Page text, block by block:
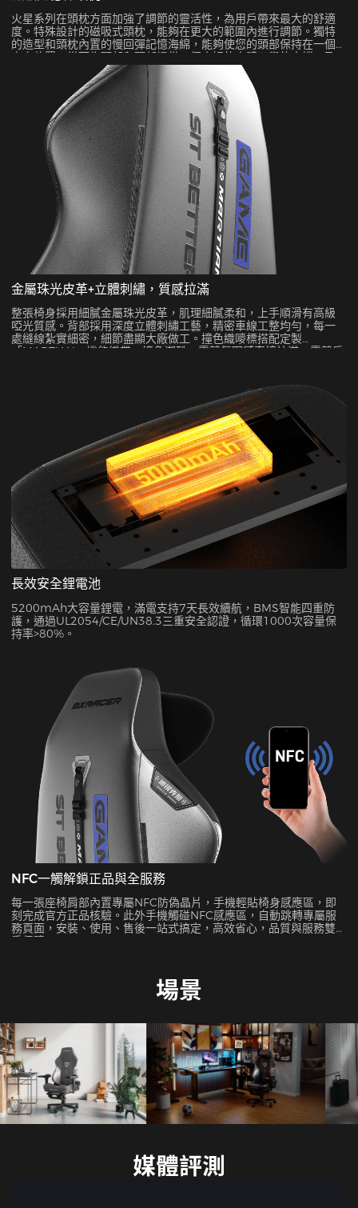
火星系列在頭枕方面加強了調節的靈活性，為用戶帶來最大的舒適
度。特殊設計的磁吸式頭枕，能夠在更大的範圍內進行調節。獨特
的造型和頭枕內置的慢回彈記憶海綿，能夠使您的頭部保持在一個
中立位置，從而為頭部和頸部提供一個良好的人體工學的支撐，及
緩解壓力。而設計精巧的磁吸結構，則可以確保頭枕牢牢固定在靠
背上適當的位置，讓您安心無憂。
金屬珠光皮革+立體刺繡，質感拉滿
整張椅身採用細膩金屬珠光皮革，肌理細膩柔和，上手順滑有高級
啞光質感。背部採用深度立體刺繡工藝，精密車線工整均勻，每一
處縫線紮實細密，細節盡顯大廠做工。撞色織嘜標搭配定製
「MARTIAN」機能織帶，撞色潮酷，電競氛圍感直接拉滿，電競房
長效安全鋰電池
5200mAh大容量鋰電，滿電支持7天長效續航，BMS智能四重防
護，通過UL2054/CE/UN38.3三重安全認證，循環1000次容量保
持率>80%。
NFC一觸解鎖正品與全服務
每一張座椅肩部內置專屬NFC防偽晶片，手機輕貼椅身感應區，即
刻完成官方正品核驗。此外手機觸碰NFC感應區，自動跳轉專屬服
務頁面，安裝、使用、售後一站式搞定，高效省心，品質與服務雙
重保障。
場景
媒體評測